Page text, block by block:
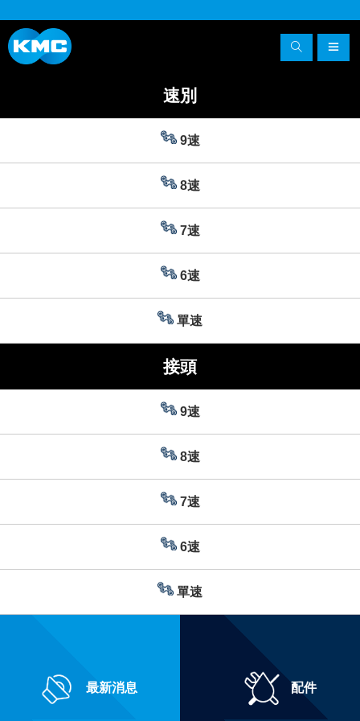
速別
9速
8速
7速
6速
單速
接頭
9速
8速
7速
6速
單速
最新消息 配件